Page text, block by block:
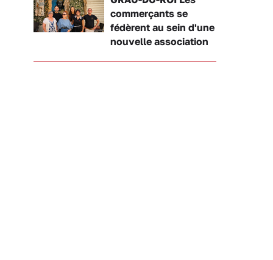
commerçants se
fédèrent au sein d'une
nouvelle association